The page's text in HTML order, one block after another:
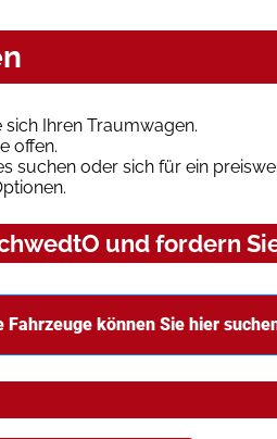
Ihren Traumwagen.
offen.
suchen oder sich für ein
und fordern
können Sie hier